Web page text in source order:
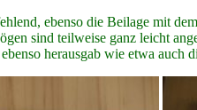
ebenso die Beilage mit
sind teilweise ganz leicht
herausgab wie etwa auch